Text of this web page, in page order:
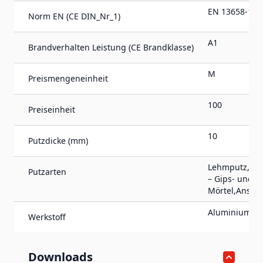
Norm EN (CE DIN_Nr_1) EN 13658-1
Brandverhalten Leistung (CE Brandklasse) A1
Preismengeneinheit M
Preiseinheit 100
Putzdicke (mm) 10
Putzarten
– Gips- und
Werkstoff Aluminium
Downloads